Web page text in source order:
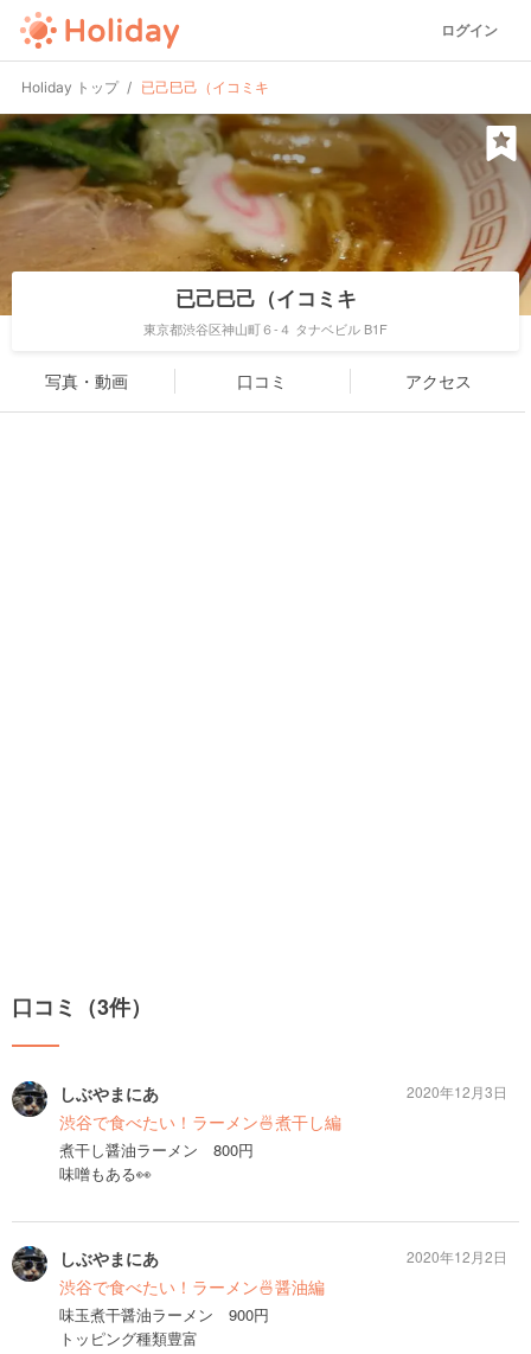
ログイン
Holiday トップ 已己巳己（イコミキ
已己巳己（イコミキ
東京都渋谷区神山町６-４ タナベビル B1F
写真・動画 口コミ アクセス
口コミ（3件）
しぶやまにあ
渋谷で食べたい！ラーメン🍜煮干し編
煮干し醤油ラーメン 800円
味噌もある👀
2020年12月3日
しぶやまにあ
渋谷で食べたい！ラーメン🍜醤油編
味玉煮干醤油ラーメン 900円
トッピング種類豊富
2020年12月2日